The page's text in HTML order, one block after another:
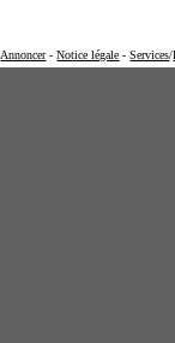
Annoncer - Notice légale - Services/